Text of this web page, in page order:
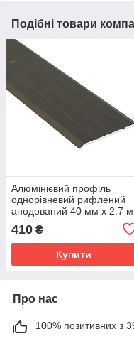
Подібні товари
Алюмінієвий профіль
однорівневий рифлений
анодований 40 мм х 2.7 м
410 ₴
Купити
Про нас
100% позитивних з 39